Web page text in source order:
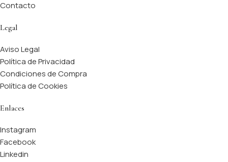
Contacto
Legal
Aviso Legal
Política de Privacidad
Condiciones de Compra
Política de Cookies
Enlaces
Instagram
Facebook
Linkedin